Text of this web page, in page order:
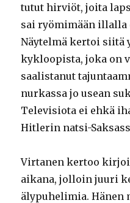
tutut hirviöt, joita
sai ryömimään illalla
Näytelmä kertoi siitä
kykloopista, joka on
saalistanut
nurkassa jo usean
Televisiota ei ehkä
Hitlerin natsi-
Virtanen kertoo
aikana, jolloin juuri
älypuhelimia. Hänen